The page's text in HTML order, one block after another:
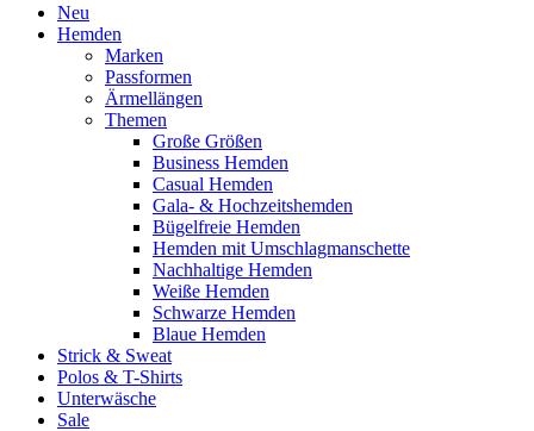
Neu
Hemden
Marken
Passformen
Ärmellängen
Themen
Große Größen
Business Hemden
Casual Hemden
Gala- & Hochzeitshemden
Bügelfreie Hemden
Hemden mit Umschlagmanschette
Nachhaltige Hemden
Weiße Hemden
Schwarze Hemden
Blaue Hemden
Strick & Sweat
Polos & T-Shirts
Unterwäsche
Sale